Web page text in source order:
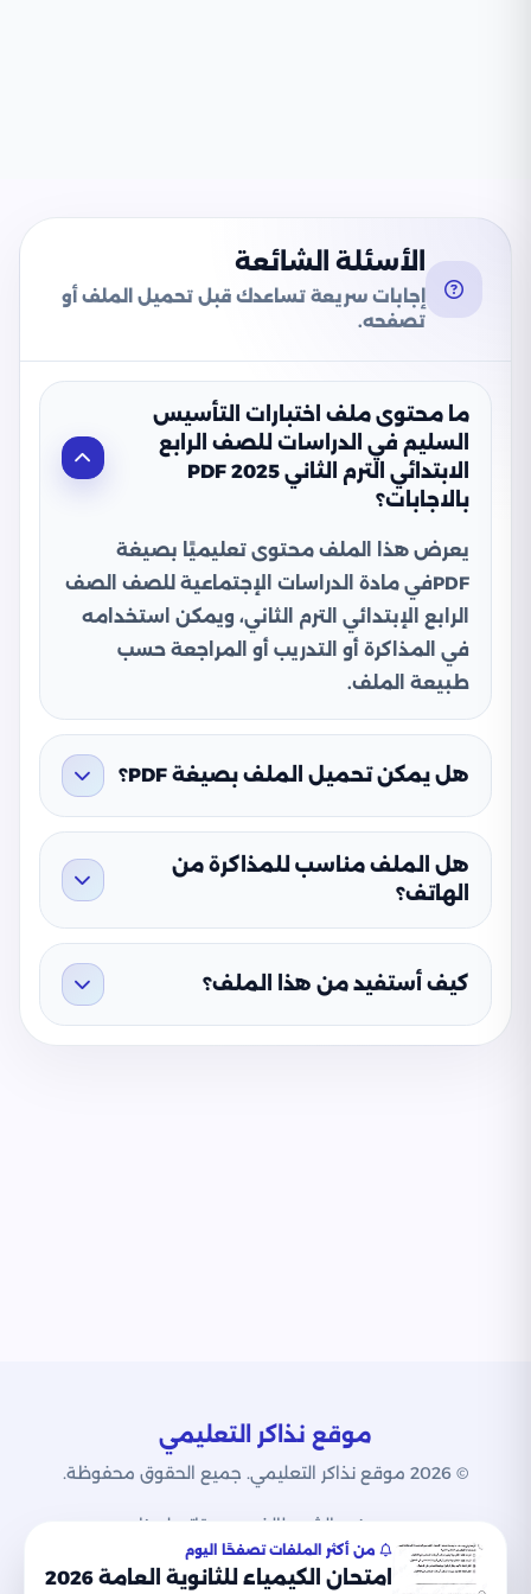
الأسئلة الشائعة
إجابات سريعة تساعدك قبل تحميل الملف أو
تصفحه.
ما محتوى ملف اختبارات التأسيس
السليم في الدراسات للصف الرابع
الابتدائي الترم الثاني 2025 PDF
بالاجابات؟
يعرض هذا الملف محتوى تعليميًا بصيغة
PDFفي مادة الدراسات الإجتماعية للصف الصف
الرابع الإبتدائي الترم الثاني، ويمكن استخدامه
في المذاكرة أو التدريب أو المراجعة حسب
طبيعة الملف.
هل يمكن تحميل الملف بصيغة PDF؟
هل الملف مناسب للمذاكرة من
الهاتف؟
كيف أستفيد من هذا الملف؟
موقع نذاكر التعليمي
© 2026 موقع نذاكر التعليمي. جميع الحقوق محفوظة.
من نحن الشروطالخصوصيةاتصل بنا
من أكثر الملفات تصفحًا اليوم
امتحان الكيمياء للثانوية العامة 2026